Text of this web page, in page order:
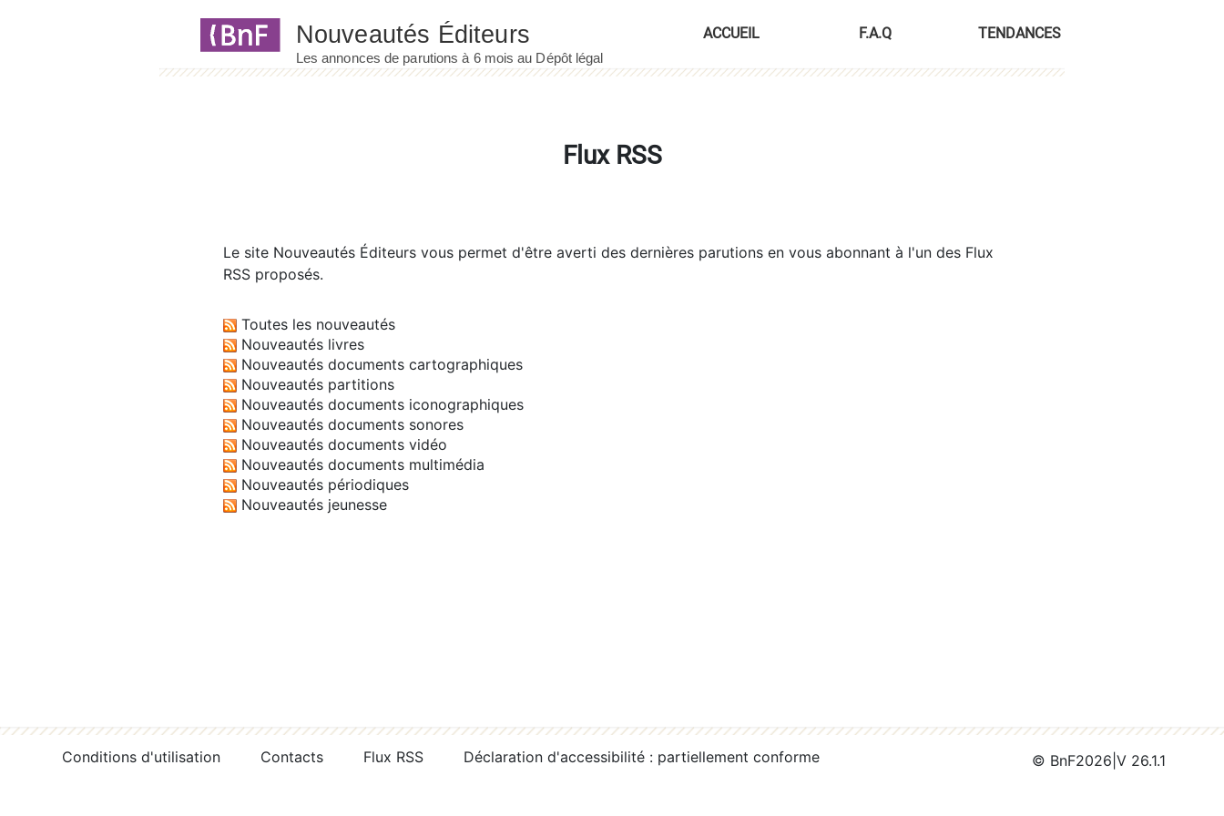
ACCUEIL F.A.Q TENDANCES
Flux RSS
Le site Nouveautés Éditeurs vous permet d'être averti des dernières parutions en vous abonnant à l'un des Flux
RSS proposés.
Toutes les nouveautés
Nouveautés livres
Nouveautés documents cartographiques
Nouveautés partitions
Nouveautés documents iconographiques
Nouveautés documents sonores
Nouveautés documents vidéo
Nouveautés documents multimédia
Nouveautés périodiques
Nouveautés jeunesse
Conditions d'utilisation Contacts Flux RSS Déclaration d'accessibilité : partiellement conforme © BnF2026 V 26.1.1